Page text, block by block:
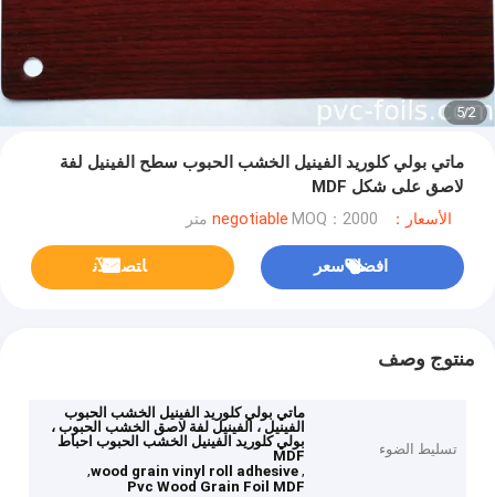
2
/
5
ماتي بولي كلوريد الفينيل الخشب الحبوب سطح الفينيل لفة
لاصق على شكل MDF
الأسعار：negotiable MOQ：2000 متر
افضل سعر ﺎﺘﺼﻟ ﺍﻶﻧ
منتوج وصف
تسليط الضوء
ماتي بولي كلوريد الفينيل الخشب الحبوب
الفينيل ، الفينيل لفة لاصق الخشب الحبوب ،
بولي كلوريد الفينيل الخشب الحبوب احباط
MDF
,
wood grain vinyl roll adhesive
,
Pvc Wood Grain Foil MDF